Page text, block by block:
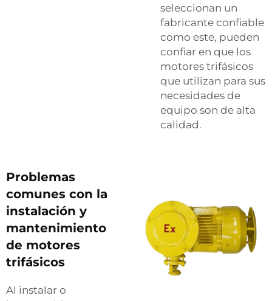
seleccionan un
fabricante confiable
como este, pueden
confiar en que los
motores trifásicos
que utilizan para sus
necesidades de
equipo son de alta
calidad.
Problemas
comunes con la
instalación y
mantenimiento
de motores
trifásicos
Al instalar o